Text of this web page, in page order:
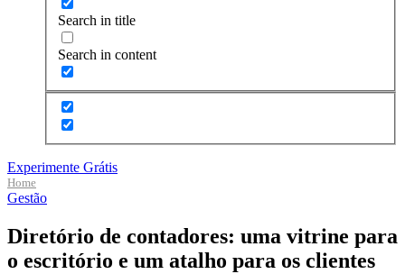
Search in title
Search in content
Experimente Grátis
Home
Gestão
Diretório de contadores: uma vitrine para
o escritório e um atalho para os clientes